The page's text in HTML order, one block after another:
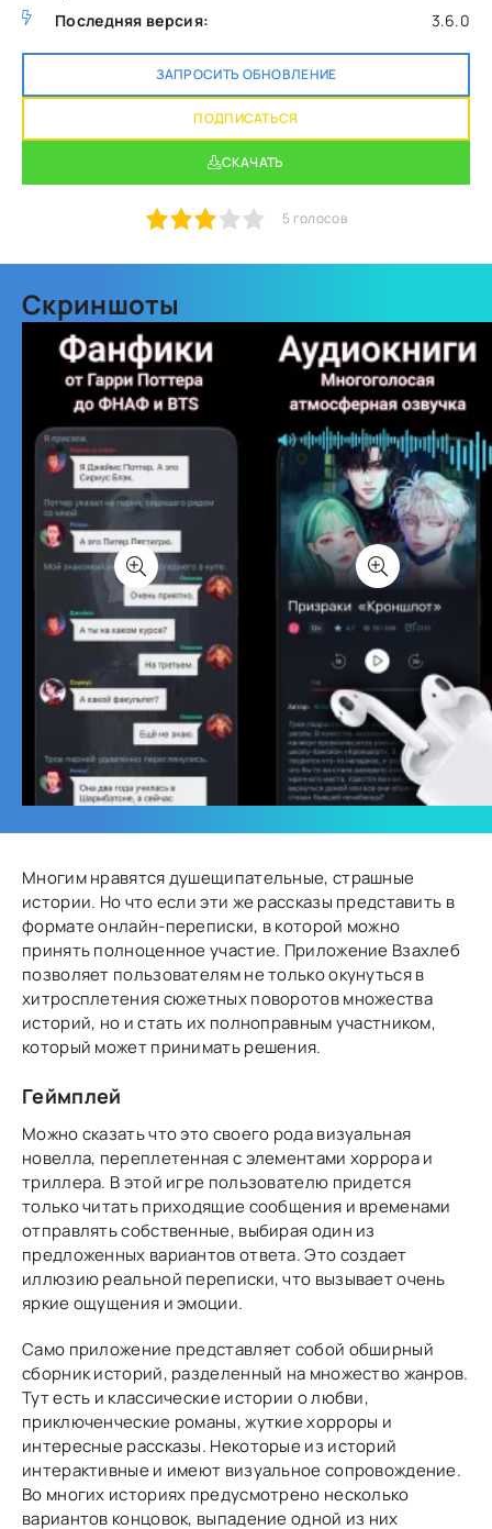
Последняя версия:
3.6.0
СКАЧАТЬ
ЗАПРОСИТЬ ОБНОВЛЕНИЕ
ПОДПИСАТЬСЯ
5 голосов
Скриншоты
Многим нравятся душещипательные, страшные
истории. Но что если эти же рассказы представить в
формате онлайн-переписки, в которой можно
принять полноценное участие. Приложение Взахлеб
позволяет пользователям не только окунуться в
хитросплетения сюжетных поворотов множества
историй, но и стать их полноправным участником,
который может принимать решения.
Геймплей
Можно сказать что это своего рода визуальная
новелла, переплетенная с элементами хоррора и
триллера. В этой игре пользователю придется
только читать приходящие сообщения и временами
отправлять собственные, выбирая один из
предложенных вариантов ответа. Это создает
иллюзию реальной переписки, что вызывает очень
яркие ощущения и эмоции.
Само приложение представляет собой обширный
сборник историй, разделенный на множество жанров.
Тут есть и классические истории о любви,
приключенческие романы, жуткие хорроры и
интересные рассказы. Некоторые из историй
интерактивные и имеют визуальное сопровождение.
Во многих историях предусмотрено несколько
вариантов концовок, выпадение одной из них